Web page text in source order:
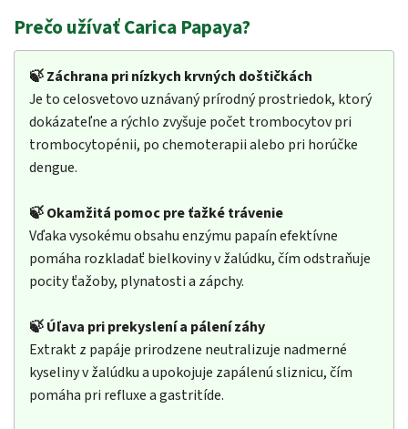
Prečo užívať Carica Papaya?
🍃 Záchrana pri nízkych krvných doštičkách
Je to celosvetovo uznávaný prírodný prostriedok, ktorý
dokázateľne a rýchlo zvyšuje počet trombocytov pri
trombocytopénii, po chemoterapii alebo pri horúčke
dengue.
🍃 Okamžitá pomoc pre ťažké trávenie
Vďaka vysokému obsahu enzýmu papaín efektívne
pomáha rozkladať bielkoviny v žalúdku, čím odstraňuje
pocity ťažoby, plynatosti a zápchy.
🍃 Úľava pri prekyslení a pálení záhy
Extrakt z papáje prirodzene neutralizuje nadmerné
kyseliny v žalúdku a upokojuje zapálenú sliznicu, čím
pomáha pri refluxe a gastritíde.